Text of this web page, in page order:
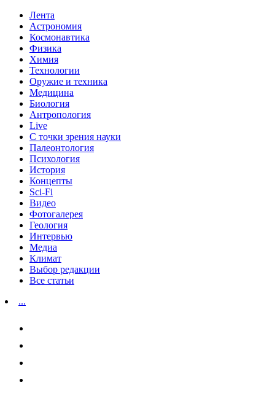
Лента
Астрономия
Космонавтика
Физика
Химия
Технологии
Оружие и техника
Медицина
Биология
Антропология
Live
С точки зрения науки
Палеонтология
Психология
История
Концепты
Sci-Fi
Видео
Фотогалерея
Геология
Интервью
Медиа
Климат
Выбор редакции
Все статьи
...